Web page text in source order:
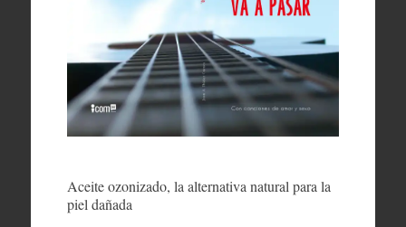
Aceite ozonizado, la alternativa natural para la
piel dañada